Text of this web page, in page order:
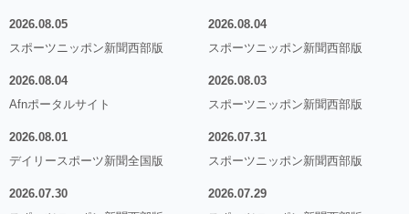
2026.08.05
スポーツニッポン新聞西部版
2026.08.04
スポーツニッポン新聞西部版
2026.08.04
Afnポータルサイト
2026.08.03
スポーツニッポン新聞西部版
2026.08.01
デイリースポーツ新聞全国版
2026.07.31
スポーツニッポン新聞西部版
2026.07.30
2026.07.29